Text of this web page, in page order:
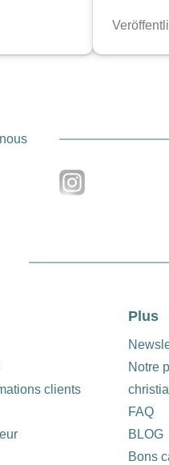
avant pour grands
instant unique qu’on ne
clients
Plus
Notre
FAQ
BLOG
Bons